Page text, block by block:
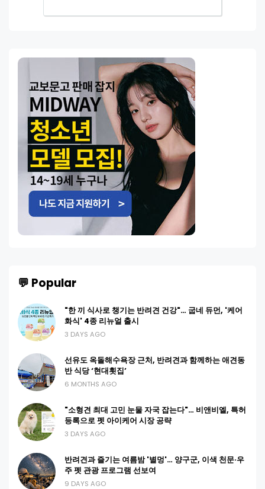
💬 Popular
"한 끼 식사로 챙기는 반려견 건강"… 굽네 듀먼, '케어
화식' 4종 리뉴얼 출시
3 DAYS AGO
선유도 옥돌해수욕장 근처, 반려견과 함께하는 애견동
반 식당 ‘현대횟집’
6 MONTHS AGO
"소형견 최대 고민 눈물 자국 잡는다"… 비앤비엘, 특허
등록으로 펫 아이케어 시장 공략
3 DAYS AGO
반려견과 즐기는 여름밤 '별멍'… 양구군, 이색 천문·우
주 펫 관광 프로그램 선보여
9 DAYS AGO